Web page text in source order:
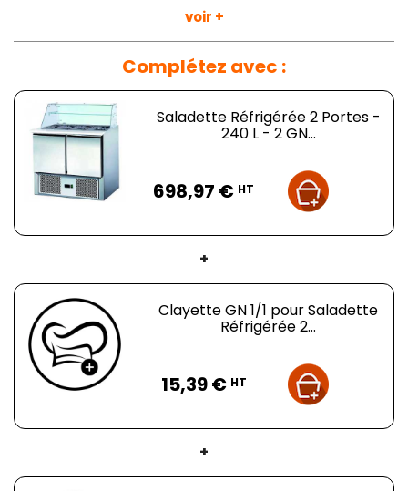
capacité de table est de 5 niveaux par porte
unetotalité de 10 niveauxavec un espace entre-
niveaux de 70 mm. Cette saladette peut être placée
dans un établissement avec unetempérature
ambiante de +32°C.
Dotation de 2 clayettes
Livrée sans bacs GN
+2°C
Puissance :
voir +
Complétez avec :
Saladette Réfrigérée 2 Portes -
240 L - 2 GN...
698,97 € HT
+
Clayette GN 1/1 pour Saladette
Réfrigérée 2...
15,39 € HT
+